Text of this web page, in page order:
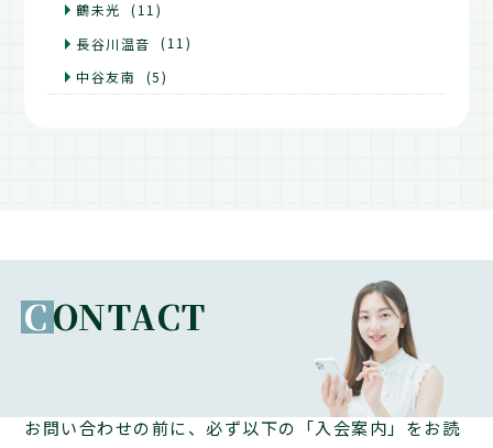
鶴未光
(11)
長谷川温音
(11)
中谷友南
(5)
CONTACT
お問い合わせの前に、必ず以下の「入会案内」をお読